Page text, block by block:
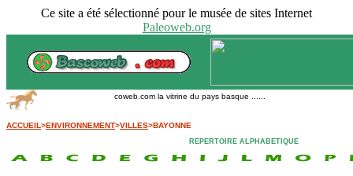
Ce site a été sélectionné pour le musée de sites Internet
Paleoweb.org
Bascoweb.com la vitrine du pays basque ......
ACCUEIL>ENVIRONNEMENT>VILLES>BAYONNE
REPERTOIRE ALPHABETIQUE